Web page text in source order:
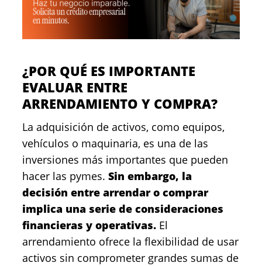
¿POR QUÉ ES IMPORTANTE
EVALUAR ENTRE
ARRENDAMIENTO Y COMPRA?
La adquisición de activos, como equipos,
vehículos o maquinaria, es una de las
inversiones más importantes que pueden
hacer las pymes. Sin embargo, la
decisión entre arrendar o comprar
implica una serie de consideraciones
financieras y operativas. El
arrendamiento ofrece la flexibilidad de usar
activos sin comprometer grandes sumas de